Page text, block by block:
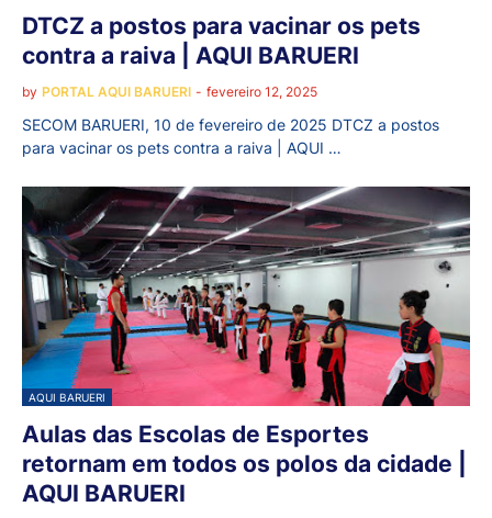
DTCZ a postos para vacinar os pets
contra a raiva | AQUI BARUERI
by PORTAL AQUI BARUERI - fevereiro 12, 2025
SECOM BARUERI, 10 de fevereiro de 2025 DTCZ a postos
para vacinar os pets contra a raiva | AQUI …
AQUI BARUERI
Aulas das Escolas de Esportes
retornam em todos os polos da cidade |
AQUI BARUERI